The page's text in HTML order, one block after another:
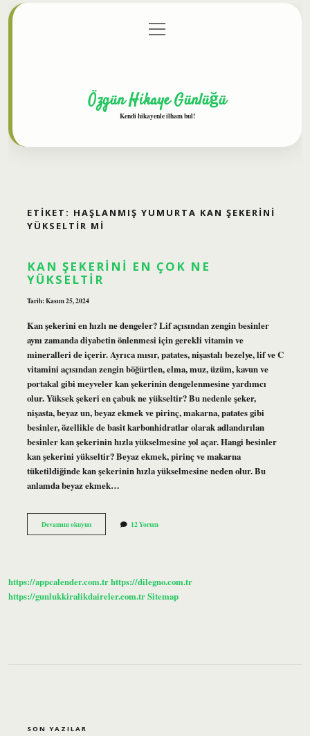
Gizlilik Politikası
menüyü
aç
Özgün Hikaye Günlüğü
Kendi hikayenle ilham bul!
ETIKET: HAŞLANMIŞ YUMURTA KAN ŞEKERINI
YÜKSELTIR MI
KAN ŞEKERINI EN ÇOK NE
YÜKSELTIR
Tarih: Kasım 25, 2024
Kan şekerini en hızlı ne dengeler? Lif açısından zengin besinler
aynı zamanda diyabetin önlenmesi için gerekli vitamin ve
mineralleri de içerir. Ayrıca mısır, patates, nişastalı bezelye, lif ve C
vitamini açısından zengin böğürtlen, elma, muz, üzüm, kavun ve
portakal gibi meyveler kan şekerinin dengelenmesine yardımcı
olur. Yüksek şekeri en çabuk ne yükseltir? Bu nedenle şeker,
nişasta, beyaz un, beyaz ekmek ve pirinç, makarna, patates gibi
besinler, özellikle de basit karbonhidratlar olarak adlandırılan
besinler kan şekerinin hızla yükselmesine yol açar. Hangi besinler
kan şekerini yükseltir? Beyaz ekmek, pirinç ve makarna
tüketildiğinde kan şekerinin hızla yükselmesine neden olur. Bu
anlamda beyaz ekmek…
Devamını okuyunKan
Şekerini
12 Yorum
https://appcalender.com.trhttps://dilegno.com.tr
https://gunlukkiralikdaireler.com.trSitemap
SON YAZILAR